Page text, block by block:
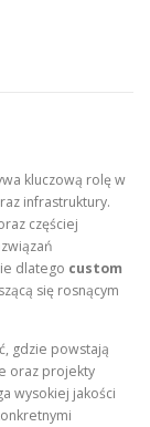
kluczową rolę w
infrastruktury.
częściej
dlatego custom
się rosnącym
gdzie powstają
oraz projekty
wysokiej jakości